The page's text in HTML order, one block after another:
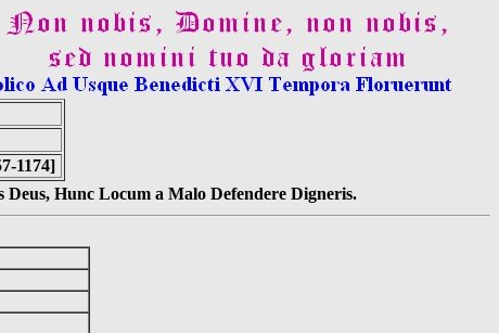
1174]
Hunc Locum a Malo Defendere Digneris.